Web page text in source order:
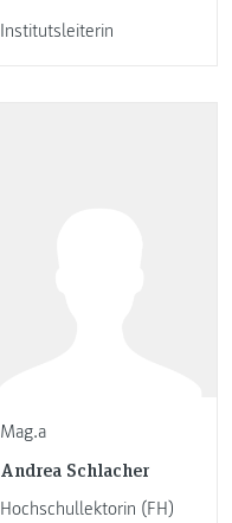
Institutsleiterin
Mag.a
Andrea Schlacher
Hochschullektorin (FH)